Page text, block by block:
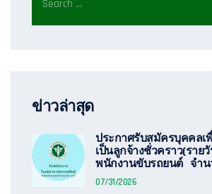
ข่าวล่าสุด
ประกาศรับสมัครบุคคลเ
เป็นลูกจ้างชั่วคราว(ราย
พนักงานขับรถยนต์ จำน
07/31/2026